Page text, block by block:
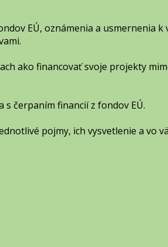
EÚ, oznámenia a usmernenia
ako financovať svoje projekty
čerpaním financií z fondov EÚ.
pojmy, ich vysvetlenie a vo